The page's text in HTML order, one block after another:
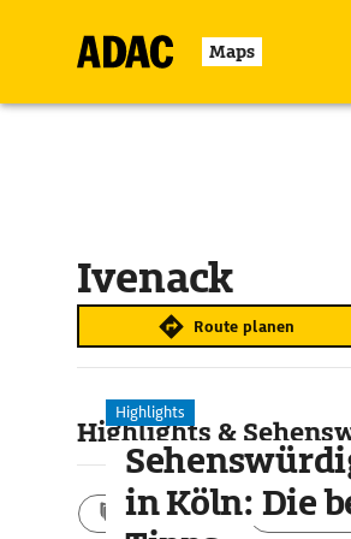
Maps
Ivenack
Route planen
Highlights &
Aktivitäten
Highlights
in Köln: Die